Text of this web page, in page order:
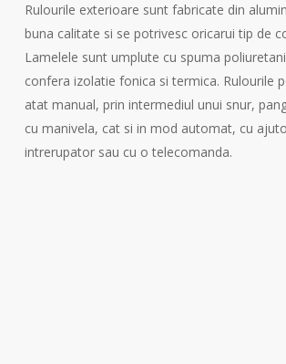
Rulourile exterioare sunt fabricate din
buna calitate si se potrivesc oricarui tip de
Lamelele sunt umplute cu spuma
confera izolatie fonica si termica. Rulourile
atat manual, prin intermediul unui snur,
cu manivela, cat si in mod automat, cu
intrerupator sau cu o telecomanda.